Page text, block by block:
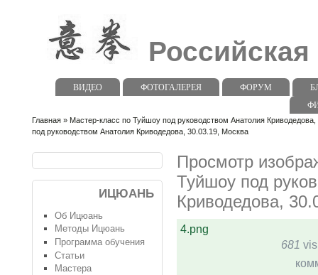
ВИДЕО ФОТОГАЛЕРЕЯ ФОРУМ
Главная » Мастер-класс по Туйшоу под руководством Анатолия
под руководством Анатолия Криводедова, 30.03.19, Москва
Просмотр
Туйшоу под
Криводедова,
4.png
681
ИЦЮАНЬ
Об Ицюань
Методы Ицюань
Программа обучения
Статьи
Мастера